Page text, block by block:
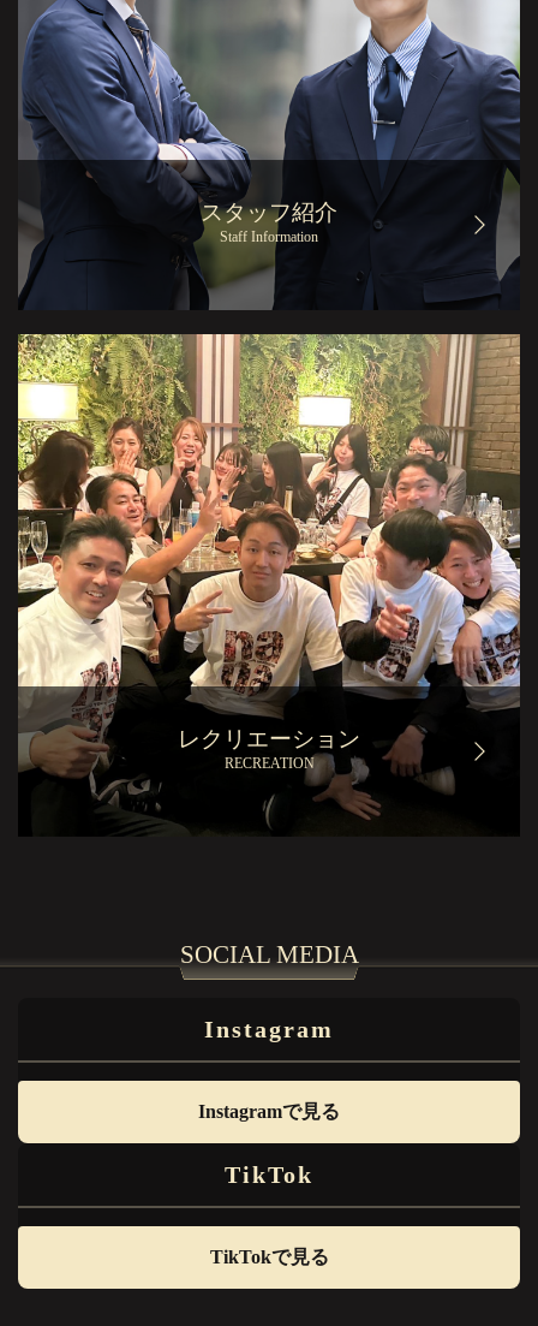
スタッフ紹介
Staff Information
レクリエーション
RECREATION
SOCIAL MEDIA
Instagram
Instagramで見る
TikTok
TikTokで見る